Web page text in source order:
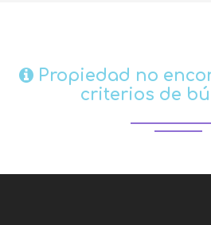
Propiedad no
criterios de